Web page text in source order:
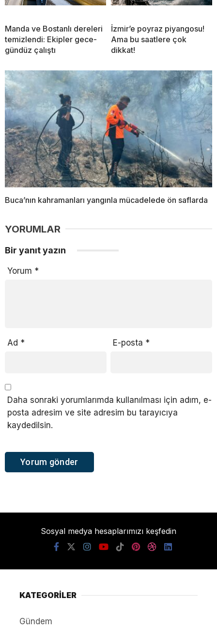
Manda ve Bostanlı dereleri
temizlendi: Ekipler gece-
gündüz çalıştı
İzmir’e poyraz piyangosu!
Ama bu saatlere çok
dikkat!
Buca’nın kahramanları yangınla mücadelede ön saflarda
YORUMLAR
Bir yanıt yazın
Yorum *
Ad * E-posta *
Daha sonraki yorumlarımda kullanılması için adım, e-
posta adresim ve site adresim bu tarayıcıya
kaydedilsin.
Sosyal medya hesaplarımızı keşfedin
KATEGORİLER
Gündem